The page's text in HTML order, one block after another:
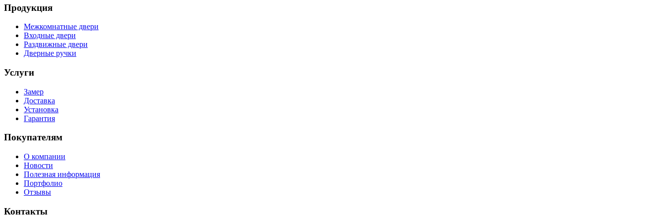
Продукция
Межкомнатные двери
Входные двери
Раздвижные двери
Дверные ручки
Услуги
Замер
Доставка
Установка
Гарантия
Покупателям
О компании
Новости
Полезная информация
Портфолио
Отзывы
Контакты